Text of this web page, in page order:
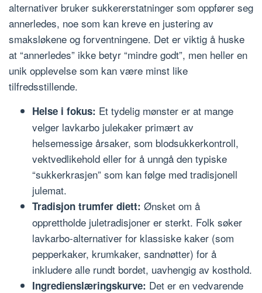
alternativer bruker sukkererstatninger som oppfører seg
annerledes, noe som kan kreve en justering av
smaksløkene og forventningene. Det er viktig å huske
at “annerledes” ikke betyr “mindre godt”, men heller en
unik opplevelse som kan være minst like
tilfredsstillende.
Helse i fokus: Et tydelig mønster er at mange
velger lavkarbo julekaker primært av
helsemessige årsaker, som blodsukkerkontroll,
vektvedlikehold eller for å unngå den typiske
“sukkerkrasjen” som kan følge med tradisjonell
julemat.
Tradisjon trumfer diett: Ønsket om å
opprettholde juletradisjoner er sterkt. Folk søker
lavkarbo-alternativer for klassiske kaker (som
pepperkaker, krumkaker, sandnøtter) for å
inkludere alle rundt bordet, uavhengig av kosthold.
Ingredienslæringskurve: Det er en vedvarende